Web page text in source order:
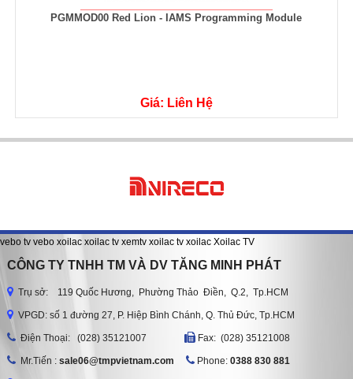
PGMMOD00 Red Lion - IAMS Programming Module
Giá: Liên Hệ
vebo tv vebo xoilac xoilac tv xemtv xoilac tv xoilac Xoilac TV
CÔNG TY TNHH TM VÀ DV TĂNG MINH PHÁT
Trụ sở: 119 Quốc Hương, Phường Thảo Điền, Q.2, Tp.HCM
VPGD: số 1 đường 27, P. Hiệp Bình Chánh, Q. Thủ Đức, Tp.HCM
Ðiện Thoại: (028) 35121007 Fax: (028) 35121008
Mr.Tiến : sale06@tmpvietnam.com Phone: 0388 830 881